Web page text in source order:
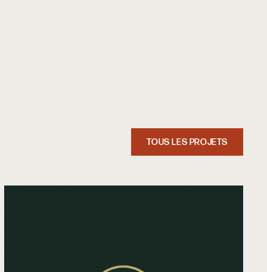
TOUS LES PROJETS